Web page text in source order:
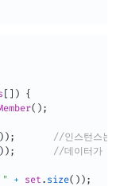
[ ] )
{
( ) ;
) ) ;
//인스턴스는
) ) ; //데이터가 동
" + set . size( ) ) ;